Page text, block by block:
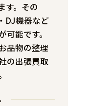
す。その
DJ機器など
能です。
品物の整理
の出張買取